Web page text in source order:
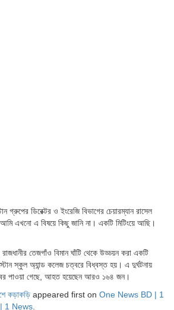
গ্রুপের ডিরেক্টর ও ইংরেজি বিভাগের চেয়ারম্যান রাসেল
এখনো এ বিষয়ে কিছু জানি না। একটি মিটিংয়ে আছি।
তেজগাঁও বিমান ঘাঁটি থেকে উড্ডয়ন করা একটি
স্কুল অ্যান্ড কলেজ চত্বরে বিধ্বস্ত হয়। এ দুর্ঘটনায়
পাওয়া গেছে, আহত হয়েছেন আরও ১৬৪ জন।
কড়াকড়ি appeared first on One News BD | 1
1 News